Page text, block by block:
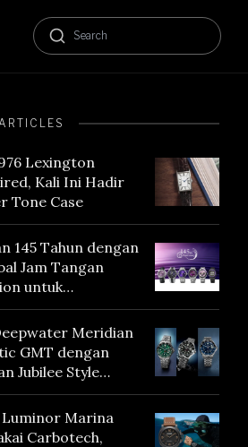
Lexington
Kali Ini Hadir
Tone Case
145 Tahun dengan
Jam Tangan
untuk
Edo Purple,
Meridian
GMT dengan
Jubilee Style
Luminor Marina
Carbotech,